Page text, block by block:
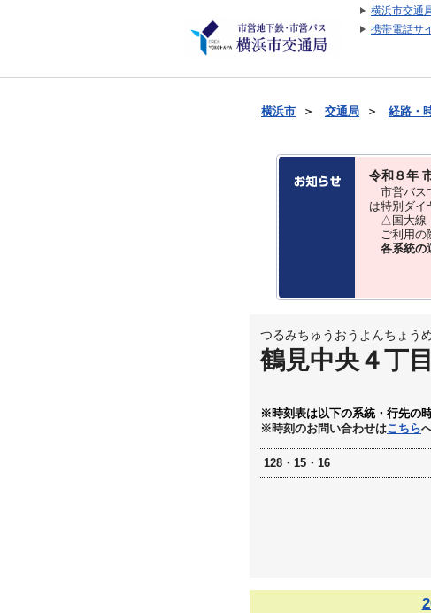
横浜市交通
携帯電話サ
横浜市 ＞ 交通局 ＞ 経路・
令和８年
市営バス
は特別ダイ
△国大線
ご利用の
各系統の
つるみちゅうおうよんちょう
鶴見中央４丁
※時刻表は以下の系統・行先の
※時刻のお問い合わせはこちら
128・15・16